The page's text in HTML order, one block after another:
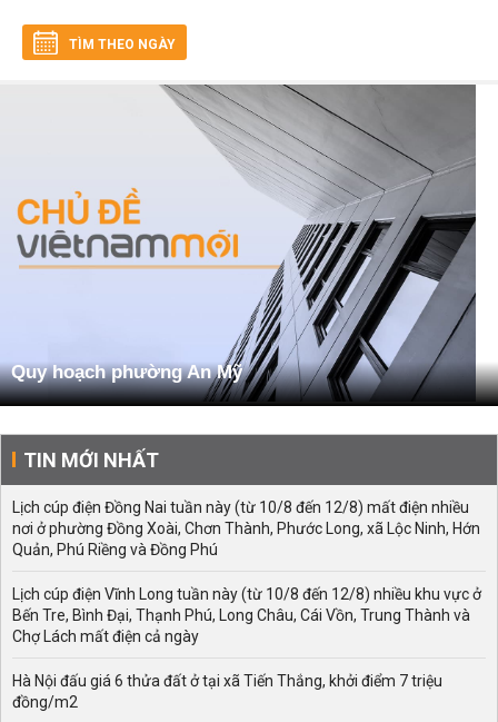
TÌM THEO NGÀY
Quy hoạch phường An Mỹ
TIN MỚI NHẤT
Lịch cúp điện Đồng Nai tuần này (từ 10/8 đến 12/8) mất điện nhiều
nơi ở phường Đồng Xoài, Chơn Thành, Phước Long, xã Lộc Ninh, Hớn
Quản, Phú Riềng và Đồng Phú
Lịch cúp điện Vĩnh Long tuần này (từ 10/8 đến 12/8) nhiều khu vực ở
Bến Tre, Bình Đại, Thạnh Phú, Long Châu, Cái Vồn, Trung Thành và
Chợ Lách mất điện cả ngày
Hà Nội đấu giá 6 thửa đất ở tại xã Tiến Thắng, khởi điểm 7 triệu
đồng/m2